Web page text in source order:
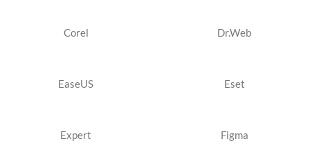
Corel Dr.Web
EaseUS Eset
Expert Figma